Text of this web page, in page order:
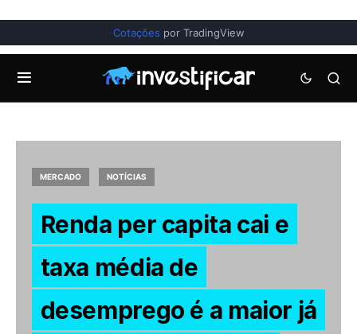
Cotações por TradingView
MERCADO NOTÍCIAS
Renda per capita cai e
taxa média de
desemprego é a maior já